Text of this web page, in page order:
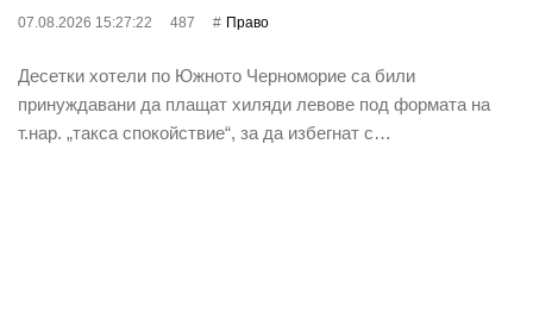
07.08.2026 15:27:22 487 Право
Десетки хотели по Южното Черноморие са били
принуждавани да плащат хиляди левове под формата на
т.нар. „такса спокойствие“, за да избегнат с…